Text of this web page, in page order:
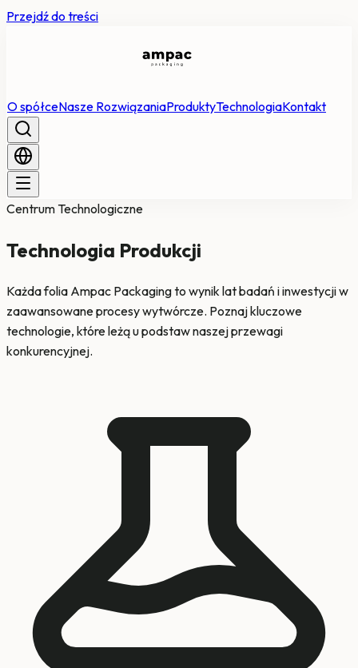
Przejdź do treści
O spółceNasze RozwiązaniaProduktyTechnologiaKontakt
Centrum Technologiczne
Technologia Produkcji
Każda folia Ampac Packaging to wynik lat badań i inwestycji w
zaawansowane procesy wytwórcze. Poznaj kluczowe
technologie, które leżą u podstaw naszej przewagi
konkurencyjnej.